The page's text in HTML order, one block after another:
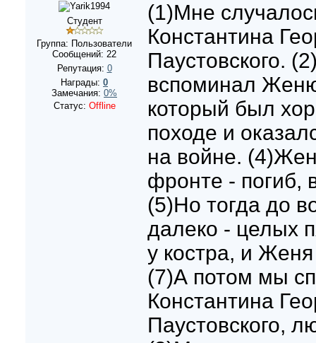
Студент
Группа: Пользователи
Сообщений: 22
Репутация: 0
Награды: 0
Замечания: 0%
Статус: Offline
(1)Мне
Константина
Паустовского.
вспоминал
который был
походе и
на войне.
фронте - погиб,
(5)Но тогда до
далеко - целых
у костра, и
(7)А потом мы
Константина
Паустовского,